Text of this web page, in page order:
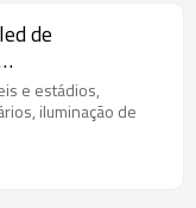
de
e estádios,
iluminação de